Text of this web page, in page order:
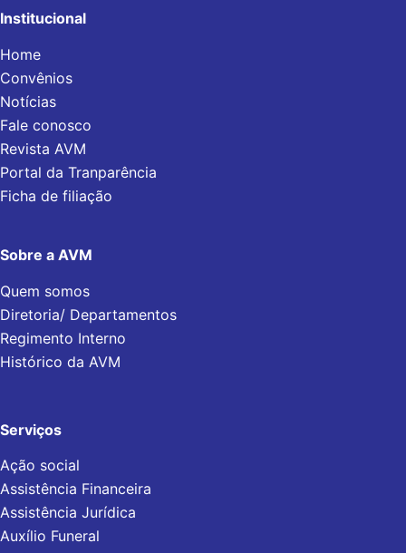
Institucional
Home
Convênios
Notícias
Fale conosco
Revista AVM
Portal da Tranparência
Ficha de filiação
Sobre a AVM
Quem somos
Diretoria/ Departamentos
Regimento Interno
Histórico da AVM
Serviços
Ação social
Assistência Financeira
Assistência Jurídica
Auxílio Funeral